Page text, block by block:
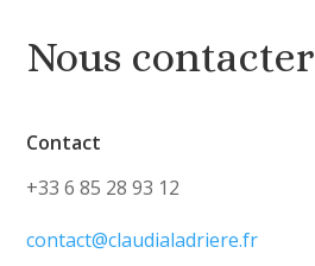
Nous contacter
Contact
+33 6 85 28 93 12
contact@claudialadriere.fr